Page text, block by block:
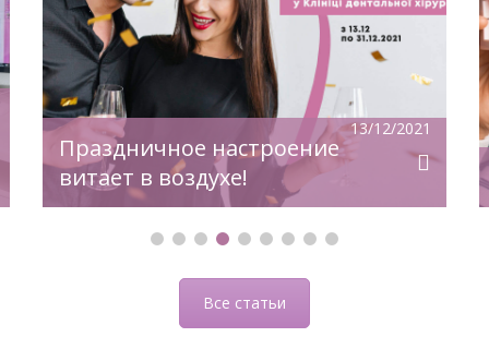
13/12/2021
Праздничное настроение
витает в воздухе!
увеличивается. Все мы слышали: «Что
жить без одного или нескольких зубов
— не вредит здоровью». Это
утверждение ошибочно и несет за
собой определенные последствия.
Какие изменения происходят при
отсутствии даже […]
Все статьи